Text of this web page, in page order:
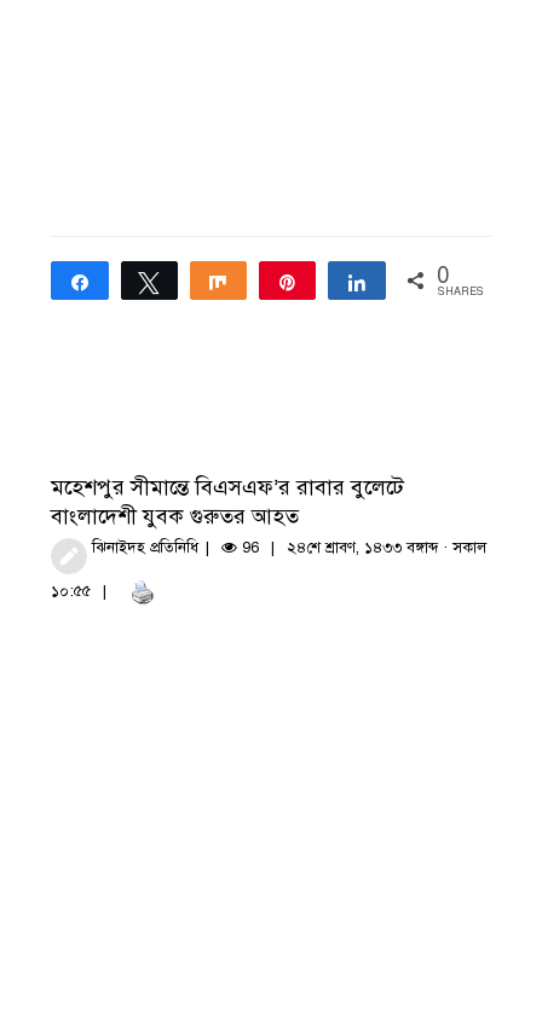
Share Tweet Share Share 0
SHARES
মহেশপুর সীমান্তে বিএসএফ’র রাবার বুলেটে
বাংলাদেশী যুবক গুরুতর আহত
ঝিনাইদহ প্রতিনিধি 96 ২৪শে শ্রাবণ, ১৪৩৩ বঙ্গাব্দ · সকাল
১০:৫৫